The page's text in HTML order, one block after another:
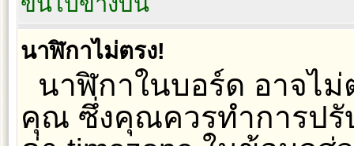
นาฬิกาไม่ตรง!
นาฬิกาในบอร์ด อาจไม่
คุณ ซึ่งคุณควรทำการปรั